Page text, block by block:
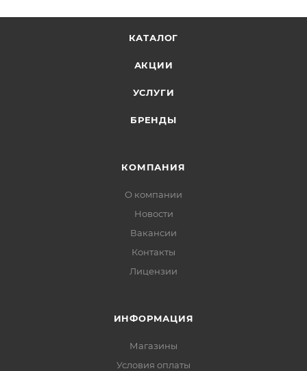
КАТАЛОГ
АКЦИИ
УСЛУГИ
БРЕНДЫ
КОМПАНИЯ
О компании
Новости
Вакансии
Контакты
Лицензии
ИНФОРМАЦИЯ
Магазины
Условия оплаты